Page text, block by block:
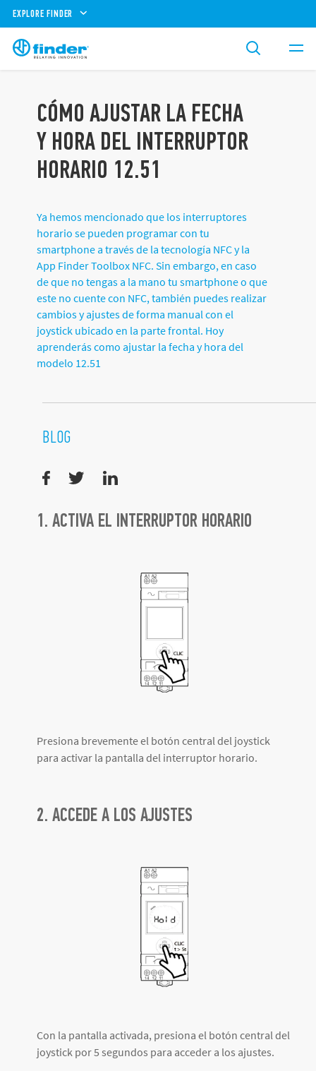
EXPLORE FINDER
CÓMO AJUSTAR LA FECHA
Y HORA DEL INTERRUPTOR
HORARIO 12.51
Ya hemos mencionado que los interruptores
horario se pueden programar con tu
smartphone a través de la tecnología NFC y la
App Finder Toolbox NFC. Sin embargo, en caso
de que no tengas a la mano tu smartphone o que
este no cuente con NFC, también puedes realizar
cambios y ajustes de forma manual con el
joystick ubicado en la parte frontal. Hoy
aprenderás como ajustar la fecha y hora del
modelo 12.51
BLOG
1. ACTIVA EL INTERRUPTOR HORARIO
Presiona brevemente el botón central del joystick
para activar la pantalla del interruptor horario.
2. ACCEDE A LOS AJUSTES
Con la pantalla activada, presiona el botón central del
joystick por 5 segundos para acceder a los ajustes.